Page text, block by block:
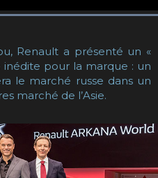
Renault a présenté un «
inédite pour la marque : un
le marché russe dans un
marché de l’Asie.